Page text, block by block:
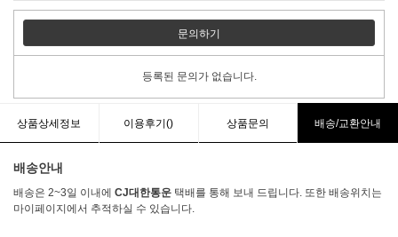
문의하기
등록된 문의가 없습니다.
상품상세정보 이용후기() 상품문의 배송/교환안내
배송안내
배송은 2~3일 이내에 CJ대한통운 택배를 통해 보내 드립니다. 또한 배송위치는
마이페이지에서 추적하실 수 있습니다.